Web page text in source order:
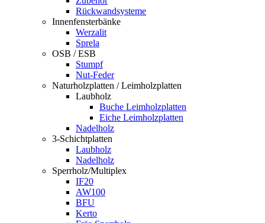
Rückwandsysteme
Innenfensterbänke
Werzalit
Sprela
OSB / ESB
Stumpf
Nut-Feder
Naturholzplatten / Leimholzplatten
Laubholz
Buche Leimholzplatten
Eiche Leimholzplatten
Nadelholz
3-Schichtplatten
Laubholz
Nadelholz
Sperrholz/Multiplex
IF20
AW100
BFU
Kerto